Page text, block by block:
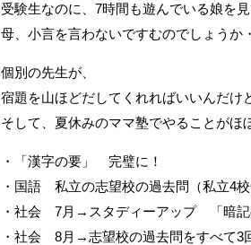
受験生なのに、7時間も遊んでいる娘を見
母、小言を言わないですむのでしょうか
個別の先生が、
宿題を山ほどだしてくれればいいんだけ
そして、夏休みのママ塾でやることがほ
・「漢字の要」 完璧に！
・国語 私立の志望校の過去問（私立4
・社会 7月→スタディーアップ 「暗記
・社会 8月→志望校の過去問をすべて3